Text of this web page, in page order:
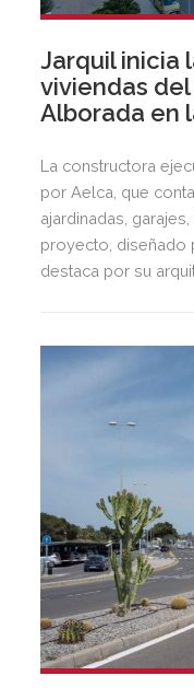
Jarquil inicia
viviendas
Alborada en
La constructora
por Aelca, que
ajardinadas,
proyecto, diseñado
destaca por su